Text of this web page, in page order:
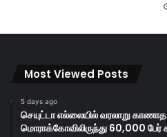
Most Viewed Posts
5 days ago
செயுட்டா எல்லையில் வரலாறு காணாத
மொராக்கோவிலிருந்து 60,000 பேர்